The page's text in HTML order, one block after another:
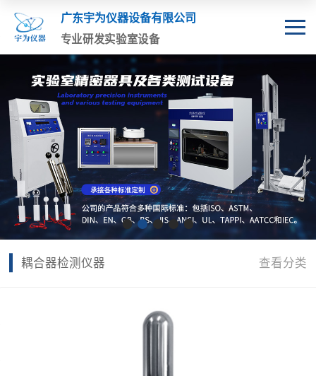
广东宇为仪器设备有限公司
专业研发实验室设备
耦合器检测仪器 查看分类